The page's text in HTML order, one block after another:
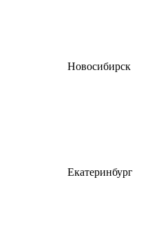
Новосибирск
Екатеринбург